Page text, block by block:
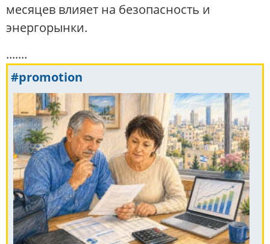
месяцев влияет на безопасность и
энергорынки.
.......
#promotion